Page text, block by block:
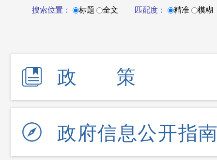
搜索位置： 标题 全文 匹配度： 精准 模糊
政策
政府信息公开指